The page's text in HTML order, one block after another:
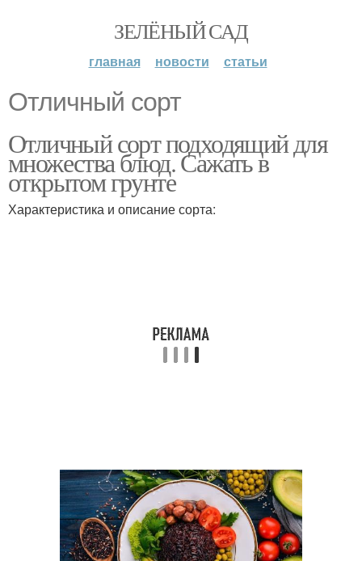
ЗЕЛЁНЫЙ САД
главная новости статьи
Отличный сорт
Отличный сорт подходящий для
множества блюд. Сажать в
открытом грунте
Характеристика и описание сорта: